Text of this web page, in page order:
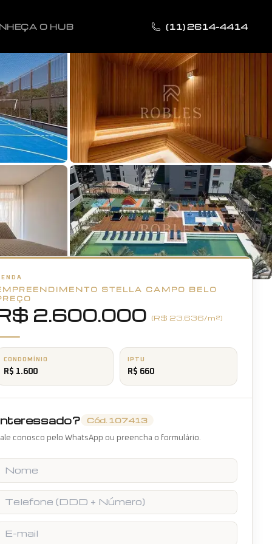
O HUB (11) 2614-4414
+19fotos
STELLA CAMPO BELO
2.600.000 (R$ 23.636/m²)
CONDOMÍNIO
R$ 1.600
IPTU
R$ 660
Cód. 107413
conosco pelo WhatsApp ou preencha o formulário.
mail